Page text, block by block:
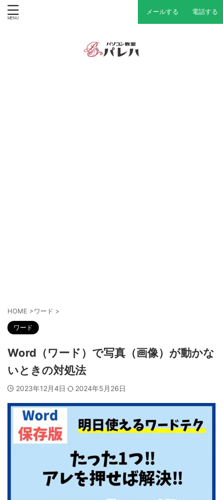
メールする 電話する
HOME >ワード >
ワード
Word（ワード）で写真（画像）が動かな
いときの対処法
2023年12月4日 2024年5月26日